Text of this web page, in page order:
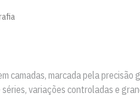
camadas, marcada pela precisão
variações controladas e